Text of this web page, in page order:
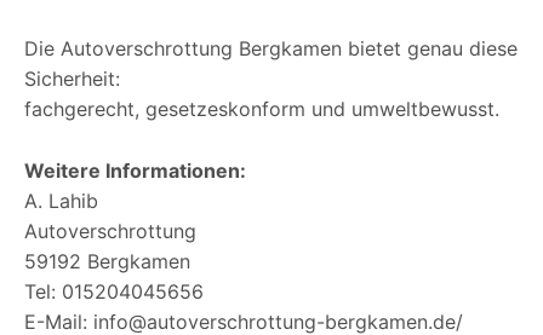
Die Autoverschrottung Bergkamen bietet genau diese
Sicherheit:
fachgerecht, gesetzeskonform und umweltbewusst.
Weitere Informationen:
A. Lahib
Autoverschrottung
59192 Bergkamen
Tel: 015204045656
E-Mail: info@autoverschrottung-bergkamen.de/